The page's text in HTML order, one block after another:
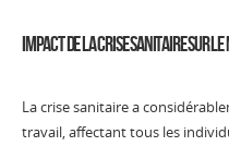
Impact De La Crise Sanitaire Sur
La crise sanitaire a
travail, affectant tous les